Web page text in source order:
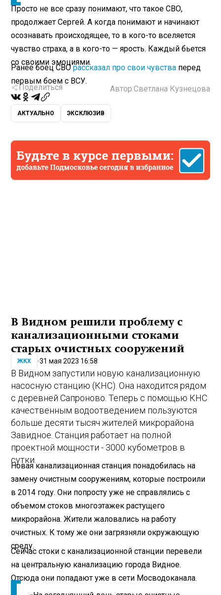
Просто не все сразу понимают, что такое СВО,
продолжает Сергей. А когда понимают и начинают
осознавать происходящее, то в кого-то вселяется
чувство страха, а в кого-то — ярость. Каждый бьется
со своими эмоциями.
Ранее боец СВОрассказал про свои чувства перед
первым боем с ВСУ.
Поделиться Автор:Светлана Кузнецова
АКТУАЛЬНО ЭКСКЛЮЗИВ
В Видном решили проблему с
канализационными стоками
старых очистных сооружений
ЖКХ 31 мая 2023 16:58
В Видном запустили новую канализационную
насосную станцию (КНС). Она находится рядом
с деревней Сапроново. Теперь с помощью КНС
качественным водоотведением пользуются
больше десяти тысяч жителей микрорайона
Завидное. Станция работает на полной
проектной мощности - 3000 кубометров в
сутки.
Новая канализационная станция понадобилась на
замену очистным сооружениям, которые построили
в 2014 году. Они попросту уже не справлялись с
объемом стоков многоэтажек растущего
микрорайона. Жители жаловались на работу
очистных. К тому же они загрязняли окружающую
среду.
Сейчас стоки с канализационной станции перевели
на центральную канализацию города Видное.
Отсюда они попадают уже в сети Мосводоканала.